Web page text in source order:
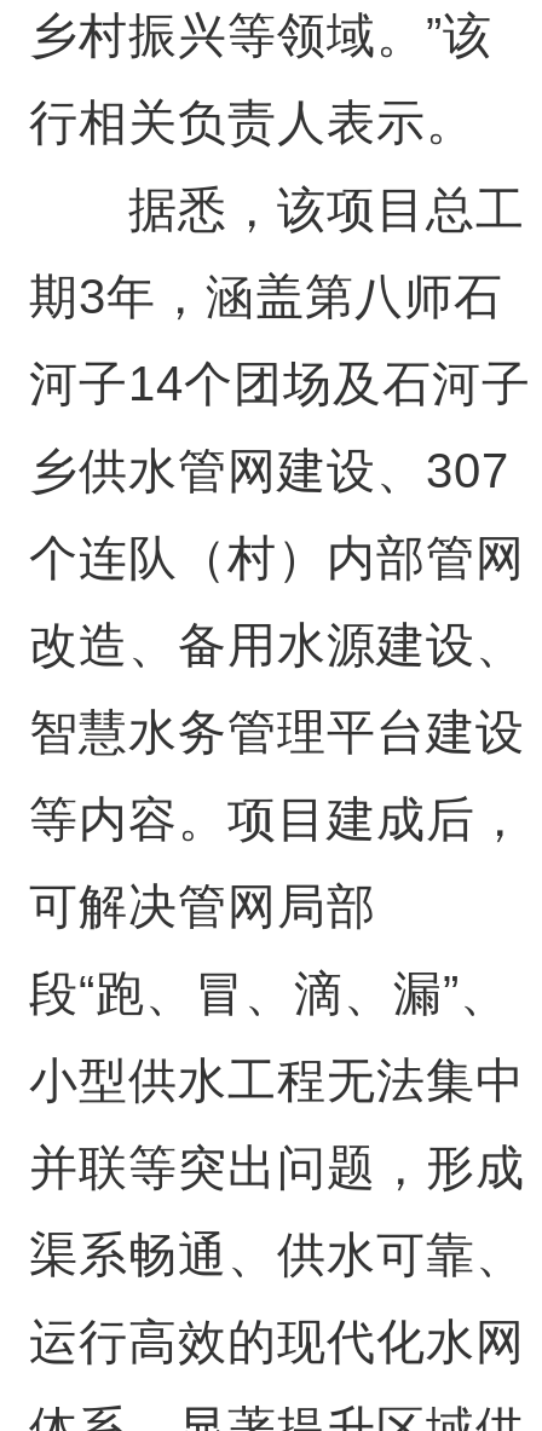
乡村振兴等领域。”该
行相关负责人表示。
据悉，该项目总工
期3年，涵盖第八师石
河子14个团场及石河子
乡供水管网建设、307
个连队（村）内部管网
改造、备用水源建设、
智慧水务管理平台建设
等内容。项目建成后，
可解决管网局部
段“跑、冒、滴、漏”、
小型供水工程无法集中
并联等突出问题，形成
渠系畅通、供水可靠、
运行高效的现代化水网